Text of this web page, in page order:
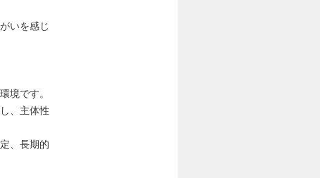
いを感じ
境です。
、主体性
、長期的